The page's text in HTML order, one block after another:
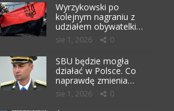
Wyrzykowski po
kolejnym nagraniu z
udziałem obywatelki…
sie 1, 2026 0
SBU będzie mogła
działać w Polsce. Co
naprawdę zmienia…
sie 1, 2026 0